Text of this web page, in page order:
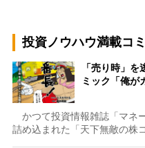
投資ノウハウ満載コ
「売り時」
ミック「俺が
かつて投資情報雑誌「マネ
詰め込まれた「天下無敵の株